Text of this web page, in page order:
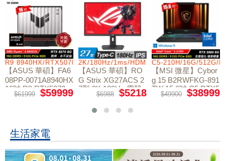
R9 8940HX/RTX5070/512GB/16G
【ASUS 華碩】FA6
08PP-0071A8940HX
16吋 R9 RTX5070
電競筆電
$61999 $59999
2K/180Hz/1ms/HDMI/DP/IPS/Type-C
【ASUS 華碩】RO
G Strix XG27ACS 2
7型 2K 180Hz 電競
$6988 $5218
C5-210H/16G/512G/
【MSI 微星】Cybor
g 15 B2RWFKG-891
TW 15.6吋 C5 RTX5
060 電競筆電
$49900 $38999
生活家電